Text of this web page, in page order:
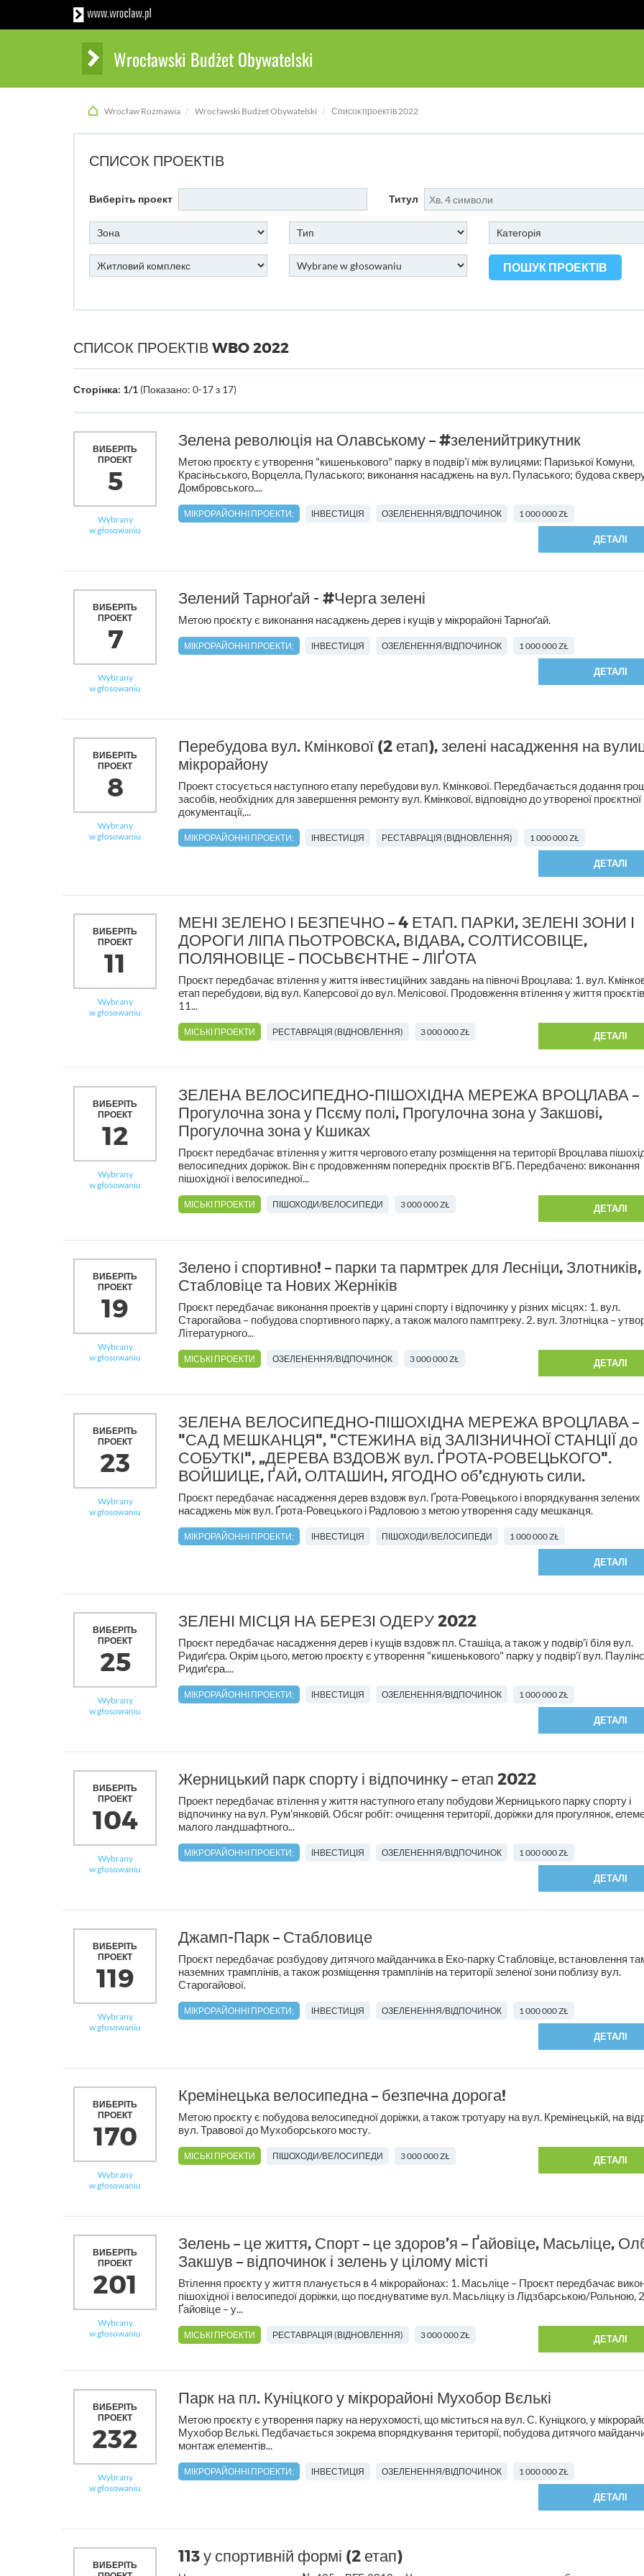
Wrocławski Budżet Obywatelski
Wrocław Rozmawia Wrocławski Budżet Obywatelski Список проектів 2022
СПИСОК ПРОЕКТІВ
Виберіть проект Титул
ПОШУК ПРОЕКТІВ
СПИСОК ПРОЕКТІВ WBO 2022
Сторінка: 1/1 (Показано: 0-17 з 17)
ВИБЕРІТЬ
ПРОЕКТ
5
Wybrany
w głosowaniu
Зелена революція на Олавському – #зеленийтрикутник
Метою проєкту є утворення "кишенькового" парку в подвір’ї між вулицями: Паризької Комуни,
Красіньського, Ворцелла, Пуласького; виконання насаджень на вул. Пуласького; будова
Домбровського....
МІКРОРАЙОННІ ПРОЕКТИ; ІНВЕСТИЦІЯ ОЗЕЛЕНЕННЯ/ВІДПОЧИНОК 1 000 000 ZŁ
ДЕТАЛІ
ВИБЕРІТЬ
ПРОЕКТ
7
Wybrany
w głosowaniu
Зелений Тарноґай - #Черга зелені
Метою проєкту є виконання насаджень дерев і кущів у мікрорайоні Тарноґай.
МІКРОРАЙОННІ ПРОЕКТИ; ІНВЕСТИЦІЯ ОЗЕЛЕНЕННЯ/ВІДПОЧИНОК 1 000 000 ZŁ
ДЕТАЛІ
ВИБЕРІТЬ
ПРОЕКТ
8
Wybrany
w głosowaniu
Перебудова вул. Кмінкової (2 етап), зелені насадження на
мікрорайону
Проект стосується наступного етапу перебудови вул. Кмінкової. Передбачається додання
засобів, необхідних для завершення ремонту вул. Кмінкової, відповідно до утвореної проєктної
документації,...
МІКРОРАЙОННІ ПРОЕКТИ; ІНВЕСТИЦІЯ РЕСТАВРАЦІЯ (ВІДНОВЛЕННЯ) 1 000 000 ZŁ
ДЕТАЛІ
ВИБЕРІТЬ
ПРОЕКТ
11
Wybrany
w głosowaniu
МЕНІ ЗЕЛЕНО І БЕЗПЕЧНО – 4 ЕТАП. ПАРКИ, ЗЕЛЕНІ ЗОНИ І
ДОРОГИ ЛІПА ПЬОТРОВСКА, ВІДАВА, СОЛТИСОВІЦЕ,
ПОЛЯНОВІЦЕ – ПОСЬВЄНТНЕ – ЛІҐОТА
Проєкт передбачає втілення у життя інвестиційних завдань на півночі Вроцлава: 1. вул.
етап перебудови, від вул. Каперсової до вул. Мелісової. Продовження втілення у життя
11...
МІСЬКІ ПРОЕКТИ РЕСТАВРАЦІЯ (ВІДНОВЛЕННЯ) 3 000 000 ZŁ ДЕТАЛІ
ВИБЕРІТЬ
ПРОЕКТ
12
Wybrany
w głosowaniu
ЗЕЛЕНА ВЕЛОСИПЕДНО-ПІШОХІДНА МЕРЕЖА ВРОЦЛАВА –
Прогулочна зона у Псєму полі, Прогулочна зона у Закшові,
Прогулочна зона у Кшиках
Проєкт передбачає втілення у життя чергового етапу розміщення на території Вроцлава
велосипедних доріжок. Він є продовженням попередніх проєктів ВГБ. Передбачено: виконання
пішохідної і велосипедної...
МІСЬКІ ПРОЕКТИ ПІШОХОДИ/ВЕЛОСИПЕДИ 3 000 000 ZŁ ДЕТАЛІ
ВИБЕРІТЬ
ПРОЕКТ
19
Wybrany
w głosowaniu
Зелено і спортивно! – парки та пармтрек для Лесніци, Злотників,
Стабловіце та Нових Жерніків
Проєкт передбачає виконання проектів у царині спорту і відпочинку у різних місцях: 1. вул.
Старогайова – побудова спортивного парку, а також малого памптреку. 2. вул. Злотніцка –
Літературного...
МІСЬКІ ПРОЕКТИ ОЗЕЛЕНЕННЯ/ВІДПОЧИНОК 3 000 000 ZŁ ДЕТАЛІ
ВИБЕРІТЬ
ПРОЕКТ
23
Wybrany
w głosowaniu
ЗЕЛЕНА ВЕЛОСИПЕДНО-ПІШОХІДНА МЕРЕЖА ВРОЦЛАВА –
"САД МЕШКАНЦЯ", "СТЕЖИНА від ЗАЛІЗНИЧНОЇ СТАНЦІЇ до
СОБУТКІ", „ДЕРЕВА ВЗДОВЖ вул. ҐРОТА-РОВЕЦЬКОГО".
ВОЙШИЦЕ, ҐАЙ, ОЛТАШИН, ЯГОДНО об’єднують сили.
Проєкт передбачає насадження дерев вздовж вул. Ґрота-Ровецького і впорядкування зелених
насаджень між вул. Ґрота-Ровецького і Радловою з метою утворення саду мешканця.
МІКРОРАЙОННІ ПРОЕКТИ; ІНВЕСТИЦІЯ ПІШОХОДИ/ВЕЛОСИПЕДИ 1 000 000 ZŁ
ДЕТАЛІ
ВИБЕРІТЬ
ПРОЕКТ
25
Wybrany
w głosowaniu
ЗЕЛЕНІ МІСЦЯ НА БЕРЕЗІ ОДЕРУ 2022
Проєкт передбачає насадження дерев і кущів вздовж пл. Сташіца, а також у подвір’ї біля вул.
Ридиґєра. Окрім цього, метою проєкту є утворення "кишенькового" парку у подвір’ї вул.
Ридиґєра....
МІКРОРАЙОННІ ПРОЕКТИ; ІНВЕСТИЦІЯ ОЗЕЛЕНЕННЯ/ВІДПОЧИНОК 1 000 000 ZŁ
ДЕТАЛІ
ВИБЕРІТЬ
ПРОЕКТ
104
Wybrany
w głosowaniu
Жерницький парк спорту і відпочинку – етап 2022
Проект передбачає втілення у життя наступного етапу побудови Жерницького парку спорту і
відпочинку на вул. Рум’янковій. Обсяг робіт: очищення території, доріжки для прогулянок,
малого ландшафтного...
МІКРОРАЙОННІ ПРОЕКТИ; ІНВЕСТИЦІЯ ОЗЕЛЕНЕННЯ/ВІДПОЧИНОК 1 000 000 ZŁ
ДЕТАЛІ
ВИБЕРІТЬ
ПРОЕКТ
119
Wybrany
w głosowaniu
Джамп-Парк – Стабловице
Проєкт передбачає розбудову дитячого майданчика в Еко-парку Стабловіце, встановлення
наземних трамплінів, а також розміщення трамплінів на території зеленої зони поблизу вул.
Старогайової.
МІКРОРАЙОННІ ПРОЕКТИ; ІНВЕСТИЦІЯ ОЗЕЛЕНЕННЯ/ВІДПОЧИНОК 1 000 000 ZŁ
ДЕТАЛІ
ВИБЕРІТЬ
ПРОЕКТ
170
Wybrany
w głosowaniu
Кремінецька велосипедна – безпечна дорога!
Метою проєкту є побудова велосипедної доріжки, а також тротуару на вул. Кремінецькій, на
вул. Травової до Мухоборського мосту.
МІСЬКІ ПРОЕКТИ ПІШОХОДИ/ВЕЛОСИПЕДИ 3 000 000 ZŁ ДЕТАЛІ
ВИБЕРІТЬ
ПРОЕКТ
201
Wybrany
w głosowaniu
Зелень – це життя, Спорт – це здоров’я – Ґайовіце, Масьліце,
Закшув – відпочинок і зелень у цілому місті
Втілення проєкту у життя планується в 4 мікрорайонах: 1. Масьліце – Проєкт передбачає
пішохідної і велосипедої доріжки, що поєднуватиме вул. Масьліцку із Лідзбарською/Рольною,
Ґайовіце – у...
МІСЬКІ ПРОЕКТИ РЕСТАВРАЦІЯ (ВІДНОВЛЕННЯ) 3 000 000 ZŁ ДЕТАЛІ
ВИБЕРІТЬ
ПРОЕКТ
232
Wybrany
w głosowaniu
Парк на пл. Куніцкого у мікрорайоні Мухобор Вєлькі
Метою проєкту є утворення парку на нерухомості, що міститься на вул. С. Куніцкого, у
Мухобор Вєлькі. Педбачається зокрема впорядкування території, побудова дитячого
монтаж елементів...
МІКРОРАЙОННІ ПРОЕКТИ; ІНВЕСТИЦІЯ ОЗЕЛЕНЕННЯ/ВІДПОЧИНОК 1 000 000 ZŁ
ДЕТАЛІ
ВИБЕРІТЬ
113 у спортивній формі (2 етап)